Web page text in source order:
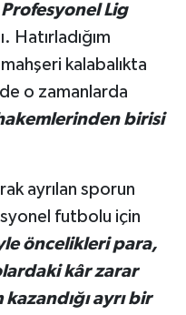
Lig
Hatırladığım
kalabalıkta
de o zamanlarda
birisi
ayrılan sporun
futbolu için
öncelikleri para,
kâr zarar
ayrı bir